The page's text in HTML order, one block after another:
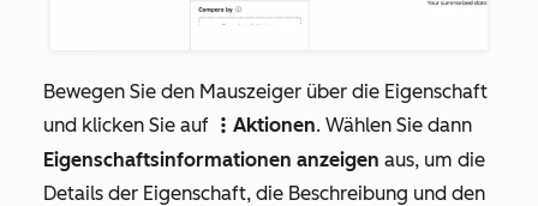
Bewegen Sie den Mauszeiger über die Eigenschaft
und klicken Sie auf
verticalMenuA Aktionen. Wählen Sie dann
Eigenschaftsinformationen anzeigen aus, um die
Details der Eigenschaft, die Beschreibung und den